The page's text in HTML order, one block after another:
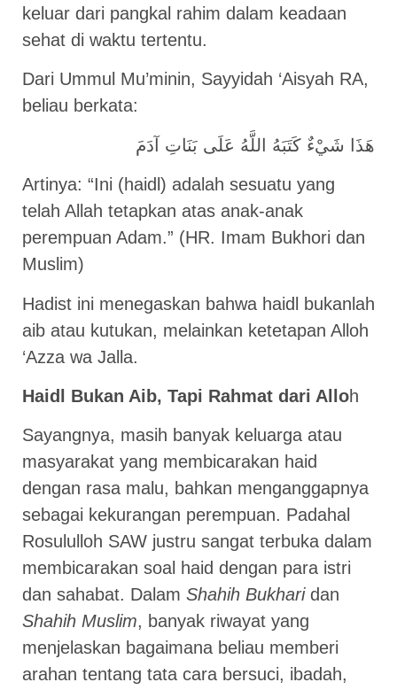
keluar dari pangkal rahim dalam keadaan
sehat di waktu tertentu.
Dari Ummul Mu’minin, Sayyidah ‘Aisyah RA,
beliau berkata:
هَذَا شَيْءٌ كَتَبَهُ اللَّهُ عَلَى بَنَاتِ آدَمَ
Artinya: “Ini (haidl) adalah sesuatu yang
telah Allah tetapkan atas anak-anak
perempuan Adam.” (HR. Imam Bukhori dan
Muslim)
Hadist ini menegaskan bahwa haidl bukanlah
aib atau kutukan, melainkan ketetapan Alloh
‘Azza wa Jalla.
Haidl Bukan Aib, Tapi Rahmat dari Alloh
Sayangnya, masih banyak keluarga atau
masyarakat yang membicarakan haid
dengan rasa malu, bahkan menganggapnya
sebagai kekurangan perempuan. Padahal
Rosululloh SAW justru sangat terbuka dalam
membicarakan soal haid dengan para istri
dan sahabat. Dalam Shahih Bukharidan
Shahih Muslim, banyak riwayat yang
menjelaskan bagaimana beliau memberi
arahan tentang tata cara bersuci, ibadah,